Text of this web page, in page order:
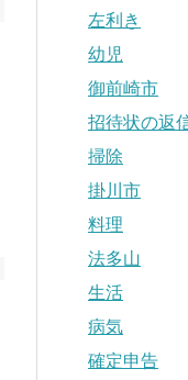
左利き
幼児
御前崎市
招待状の返
掃除
掛川市
料理
法多山
生活
病気
確定申告